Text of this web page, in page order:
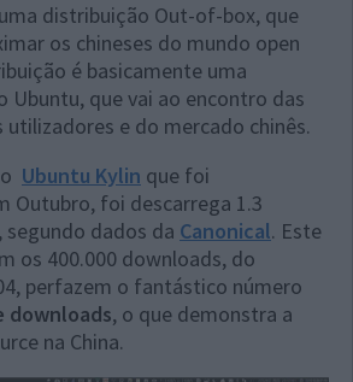
distribuição Out-of-box, que
os chineses do mundo open
é basicamente uma
Ubuntu, que vai ao encontro das
utilizadores e do mercado chinês.
Ubuntu Kylin que foi
Outubro, foi descarrega 1.3
segundo dados da Canonical. Este
os 400.000 downloads, do
perfazem o fantástico número
downloads, o que demonstra a
na China.